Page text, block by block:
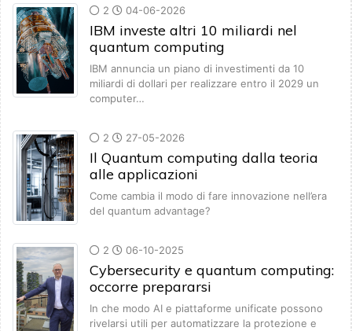
2 04-06-2026
IBM investe altri 10 miliardi nel
quantum computing
IBM annuncia un piano di investimenti da 10
miliardi di dollari per realizzare entro il 2029 un
computer…
2 27-05-2026
Il Quantum computing dalla teoria
alle applicazioni
Come cambia il modo di fare innovazione nell’era
del quantum advantage?
2 06-10-2025
Cybersecurity e quantum computing:
occorre prepararsi
In che modo AI e piattaforme unificate possono
rivelarsi utili per automatizzare la protezione e